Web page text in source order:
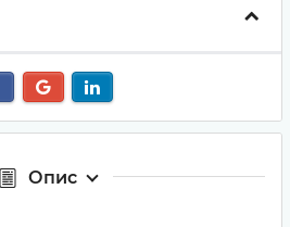
Опис